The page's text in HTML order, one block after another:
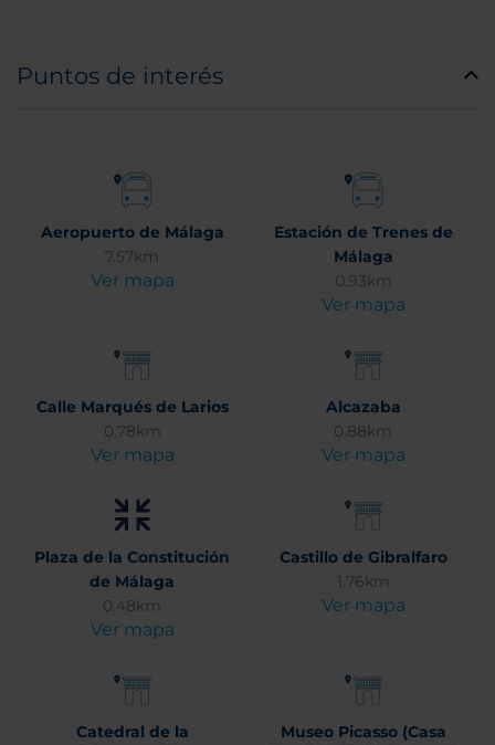
Puntos de interés
Aeropuerto de Málaga
7.57km
Ver mapa
Estación de Trenes de
Málaga
0.93km
Ver mapa
Calle Marqués de Larios
0.78km
Ver mapa
Alcazaba
0.88km
Ver mapa
Plaza de la Constitución
de Málaga
0.48km
Ver mapa
Castillo de Gibralfaro
1.76km
Ver mapa
Catedral de la
Museo Picasso (Casa